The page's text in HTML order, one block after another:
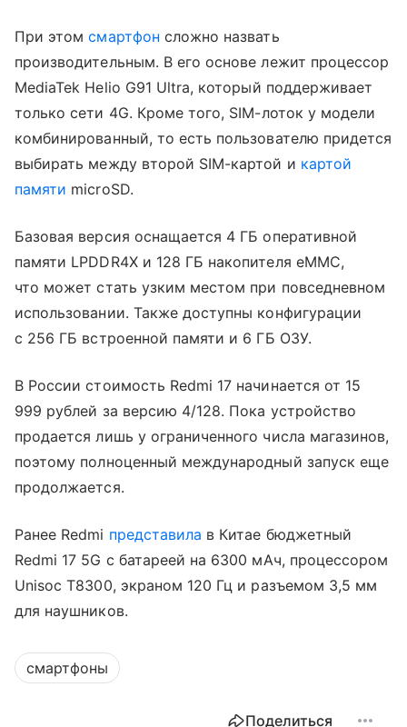
При этомсмартфон сложно назвать
производительным. В его основе лежит процессор
MediaTek Helio G91 Ultra, который поддерживает
только сети 4G. Кроме того, SIM-лоток у модели
комбинированный, то есть пользователю придется
выбирать между второй SIM-картой и картой
памяти microSD.
Базовая версия оснащается 4 ГБ оперативной
памяти LPDDR4X и 128 ГБ накопителя eMMC,
что может стать узким местом при повседневном
использовании. Также доступны конфигурации
с 256 ГБ встроенной памяти и 6 ГБ ОЗУ.
В России стоимость Redmi 17 начинается от 15
999 рублей за версию 4/128. Пока устройство
продается лишь у ограниченного числа магазинов,
поэтому полноценный международный запуск еще
продолжается.
Ранее Redmi представила в Китае бюджетный
Redmi 17 5G с батареей на 6300 мАч, процессором
Unisoc T8300, экраном 120 Гц и разъемом 3,5 мм
для наушников.
смартфоны
Поделиться